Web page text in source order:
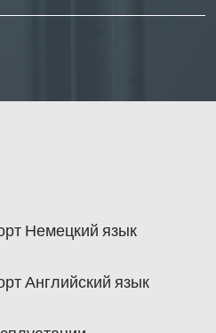
Немецкий язык
Английский язык